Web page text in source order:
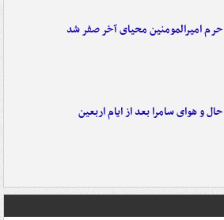
حرم امیرالمومنین محیای آخر صفر شد
حال و هوای سامرا بعد از ایام اربعین